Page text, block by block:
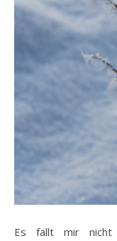
Es fällt mir nicht